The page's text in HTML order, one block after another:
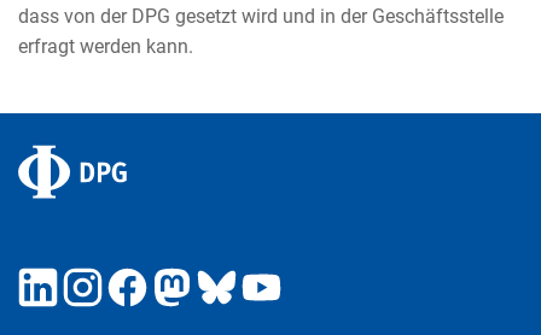
dass von der DPG gesetzt wird und in der Geschäftsstelle
erfragt werden kann.